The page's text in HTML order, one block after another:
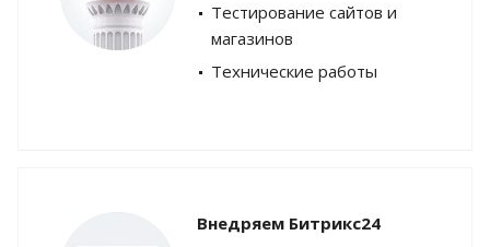
Тестирование сайтов и
магазинов
Технические работы
Внедряем Битрикс24